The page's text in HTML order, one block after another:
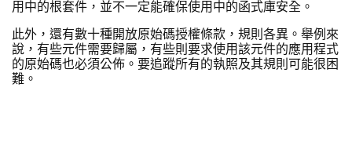
用中的根套件，並不一定能確保使用中的函式庫安全。
此外，還有數十種開放原始碼授權條款，規則各異。舉例來
說，有些元件需要歸屬，有些則要求使用該元件的應用程式
的原始碼也必須公佈。要追蹤所有的執照及其規則可能很困
難。